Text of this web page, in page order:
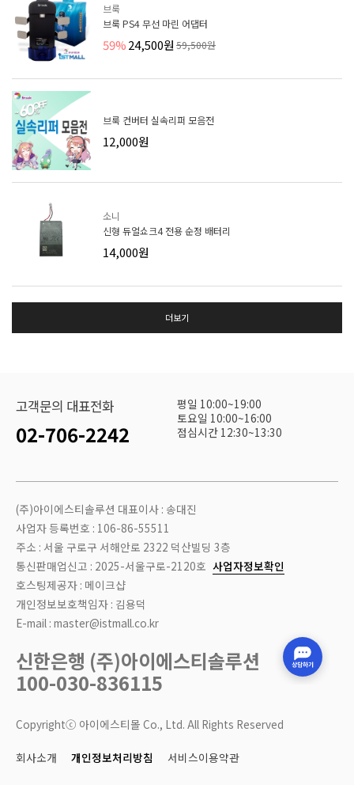
브룩
브룩 PS4 무선 마린 어댑터
59%24,500원 59,500원
브룩 컨버터 실속리퍼 모음전
12,000원
소니
신형 듀얼쇼크4 전용 순정 배터리
14,000원
더보기
고객문의 대표전화
02-706-2242
평일 10:00~19:00
토요일 10:00~16:00
점심시간 12:30~13:30
(주)아이에스티솔루션 대표이사 : 송대진
사업자 등록번호 : 106-86-55511
주소 : 서울 구로구 서해안로 2322 덕산빌딩 3층
통신판매업신고 : 2025-서울구로-2120호 사업자정보확인
호스팅제공자 : 메이크샵
개인정보보호책임자 : 김용덕
E-mail : master@istmall.co.kr
신한은행 (주)아이에스티솔루션
100-030-836115
Copyrightⓒ 아이에스티몰 Co., Ltd. All Rights Reserved
회사소개 개인정보처리방침 서비스이용약관